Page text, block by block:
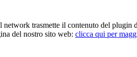
trasmette il contenuto del
del nostro sito web: clicca qui per